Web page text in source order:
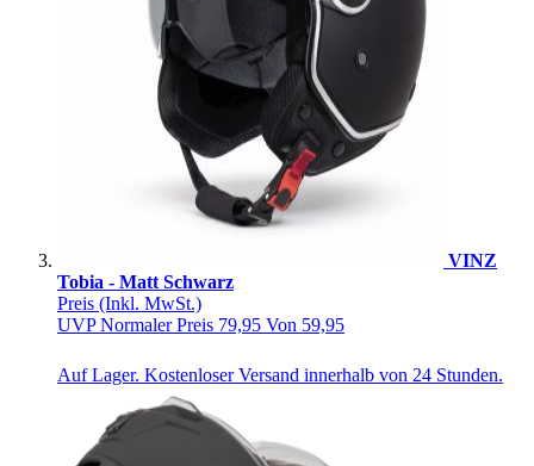
VINZ
Tobia - Matt Schwarz
Preis (Inkl. MwSt.)
UVPNormaler Preis 79,95 Von 59,95
Auf Lager. Kostenloser Versand innerhalb von 24 Stunden.